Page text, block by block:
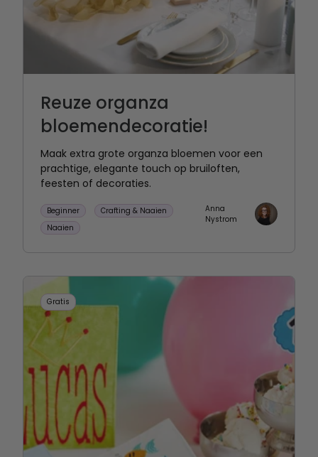
Reuze organza
bloemendecoratie!
Maak extra grote organza bloemen voor een
prachtige, elegante touch op bruiloften,
feesten of decoraties.
Beginner
Crafting & Naaien
Naaien
Anna
Nystrom
Gratis